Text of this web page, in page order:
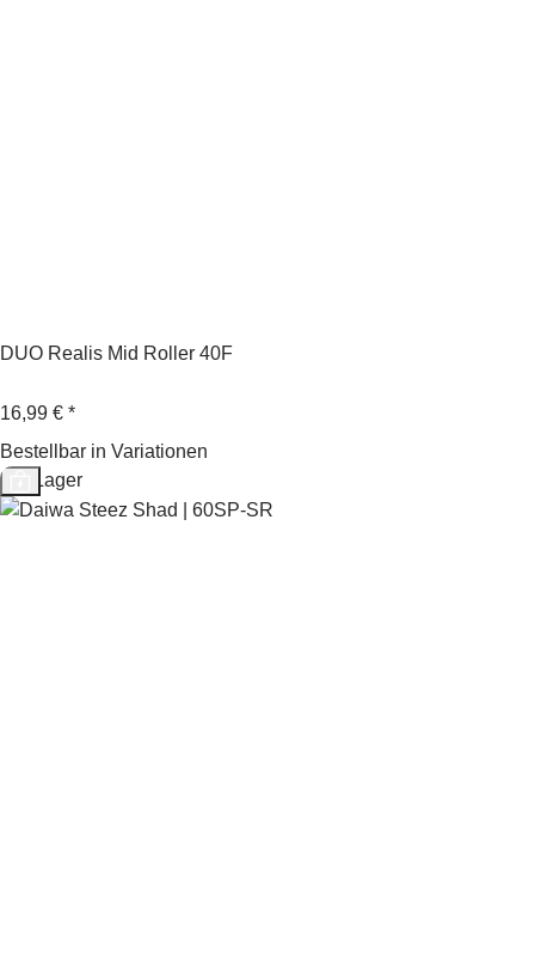
DUO Realis Mid Roller 40F
16,99 € *
Bestellbar in Variationen
Auf Lager